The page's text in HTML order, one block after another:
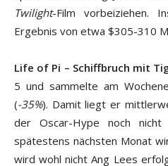
Twilight-Film vorbeiziehen.
Ergebnis von etwa $305-310
Life of Pi – Schiffbruch mit
5 und sammelte am
(-35%). Damit liegt er
der Oscar-Hype noch nicht
spätestens nächsten Monat
wird wohl nicht Ang Lees